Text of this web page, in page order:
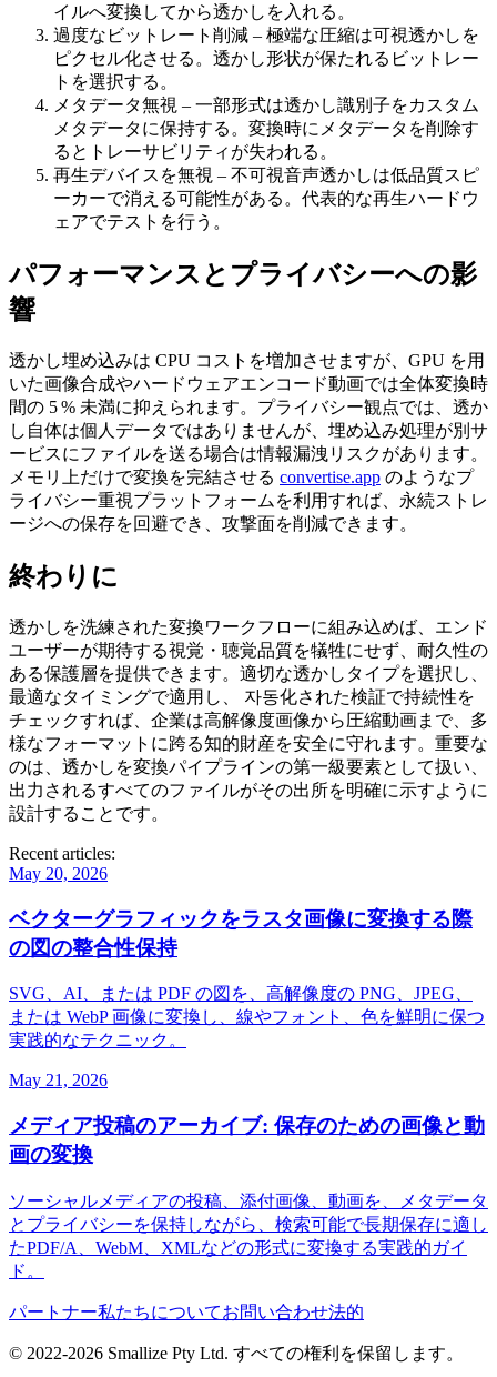
イルへ変換してから透かしを入れる。
過度なビットレート削減 – 極端な圧縮は可視透かしを
ピクセル化させる。透かし形状が保たれるビットレー
トを選択する。
メタデータ無視 – 一部形式は透かし識別子をカスタム
メタデータに保持する。変換時にメタデータを削除す
るとトレーサビリティが失われる。
再生デバイスを無視 – 不可視音声透かしは低品質スピ
ーカーで消える可能性がある。代表的な再生ハードウ
ェアでテストを行う。
パフォーマンスとプライバシーへの影
響
透かし埋め込みは CPU コストを増加させますが、GPU を用
いた画像合成やハードウェアエンコード動画では全体変換時
間の 5 % 未満に抑えられます。プライバシー観点では、透か
し自体は個人データではありませんが、埋め込み処理が別サ
ービスにファイルを送る場合は情報漏洩リスクがあります。
メモリ上だけで変換を完結させる convertise.app のようなプ
ライバシー重視プラットフォームを利用すれば、永続ストレ
ージへの保存を回避でき、攻撃面を削減できます。
終わりに
透かしを洗練された変換ワークフローに組み込めば、エンド
ユーザーが期待する視覚・聴覚品質を犠牲にせず、耐久性の
ある保護層を提供できます。適切な透かしタイプを選択し、
最適なタイミングで適用し、 자동化された検証で持続性を
チェックすれば、企業は高解像度画像から圧縮動画まで、多
様なフォーマットに跨る知的財産を安全に守れます。重要な
のは、透かしを変換パイプラインの第一級要素として扱い、
出力されるすべてのファイルがその出所を明確に示すように
設計することです。
Recent articles:
May 20, 2026
ベクターグラフィックをラスタ画像に変換する際
の図の整合性保持
SVG、AI、または PDF の図を、高解像度の PNG、JPEG、
または WebP 画像に変換し、線やフォント、色を鮮明に保つ
実践的なテクニック。
May 21, 2026
メディア投稿のアーカイブ: 保存のための画像と動
画の変換
ソーシャルメディアの投稿、添付画像、動画を、メタデータ
とプライバシーを保持しながら、検索可能で長期保存に適し
たPDF/A、WebM、XMLなどの形式に変換する実践的ガイ
ド。
パートナー私たちについてお問い合わせ法的
© 2022-2026 Smallize Pty Ltd. すべての権利を保留します。